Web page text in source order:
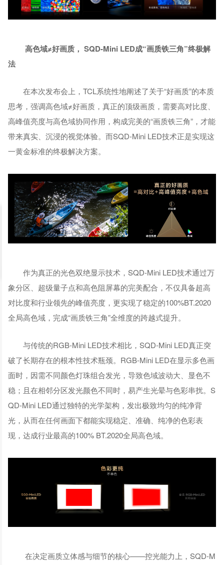
高色域≠好画质 ， SQD-Mini LED成“画质铁三角”终极解
法
在本次发布会上，TCL系统性地阐述了关于“好画质”的本质
思考，强调高色域≠好画质，真正的顶级画质，需要高对比度、
高峰值亮度与高色域协同作用，构成完美的“画质铁三角”，才能
带来真实、沉浸的视觉体验。而SQD-Mini LED技术正是实现这
一黄金标准的终极解决方案。
作为真正的光色双绝显示技术，SQD-Mini LED技术通过万
象分区、超级量子点和高色阻屏幕的完美配合，不仅具备超高
对比度和行业领先的峰值亮度，更实现了稳定的100%BT.2020
全局高色域，完成“画质铁三角”全维度的跨越式提升。
与传统的RGB-Mini LED技术相比，SQD-Mini LED真正突
破了长期存在的根本性技术瓶颈。RGB-Mini LED在显示多色画
面时，因需不同颜色灯珠组合发光，导致色域波动大、显色不
稳；且在相邻分区发光颜色不同时，易产生光晕与色彩串扰。S
QD-Mini LED通过独特的光学架构，发出极致均匀的纯净背
光，从而在任何画面下都能实现稳定、准确、纯净的色彩表
现，达成行业最高的100% BT.2020全局高色域。
在决定画质立体感与细节的核心——控光能力上，SQD-M